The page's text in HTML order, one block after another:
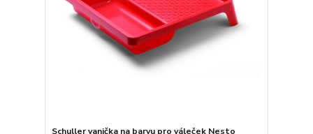
Schuller vanička na barvu pro váleček Nesto